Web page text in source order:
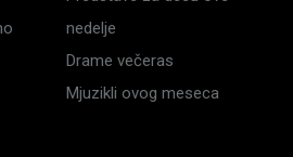
nedelje
Drame večeras
Mjuzikli ovog meseca